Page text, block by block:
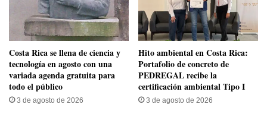
​Costa Rica se llena de ciencia y
tecnología en agosto con una
variada agenda gratuita para
todo el público
3 de agosto de 2026
Hito ambiental en Costa Rica:
Portafolio de concreto de
PEDREGAL recibe la
certificación ambiental Tipo I
3 de agosto de 2026